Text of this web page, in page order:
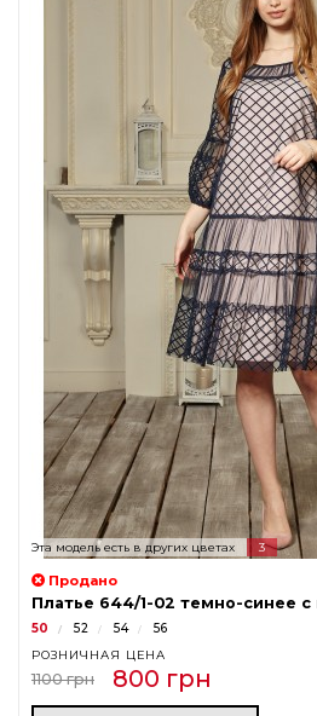
Эта модель есть в других цветах 3
Продано
Платье 644/1-02 темно-синее с
50 52 54 56
РОЗНИЧНАЯ ЦЕНА
1100 грн 800 грн